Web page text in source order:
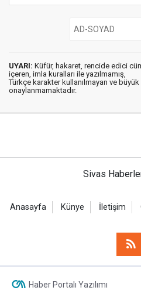
UYARI: Küfür, hakaret, rencide edici
içeren, imla kuralları ile yazılmamış,
Türkçe karakter kullanılmayan ve
onaylanmamaktadır.
Sivas
Anasayfa Künye İletişim
Haber Portalı Yazılımı